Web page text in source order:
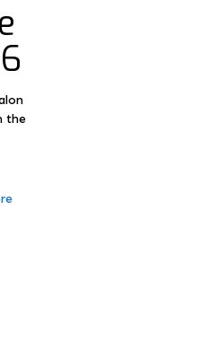
the